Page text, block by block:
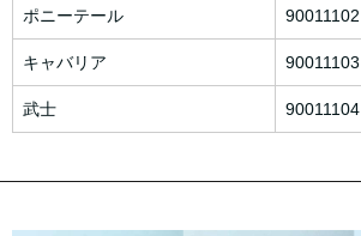
ポニーテール 90011102
キャバリア 90011103
武士 90011104